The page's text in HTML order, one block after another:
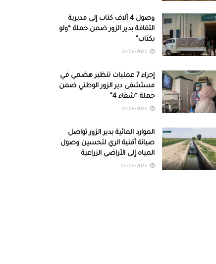
وصول 4 آلاف كتاب إلى مديرية
الثقافة بدير الزور ضمن حملة “ولو
بكتاب”
إجراء 7 عمليات تنظير هضمي في
مستشفى دير الزور الوطني ضمن
حملة “شفاء 4”
الموارد المائية بدير الزور تواصل
صيانة أقنية الري لتحسين وصول
المياه إلى الأراضي الزراعية